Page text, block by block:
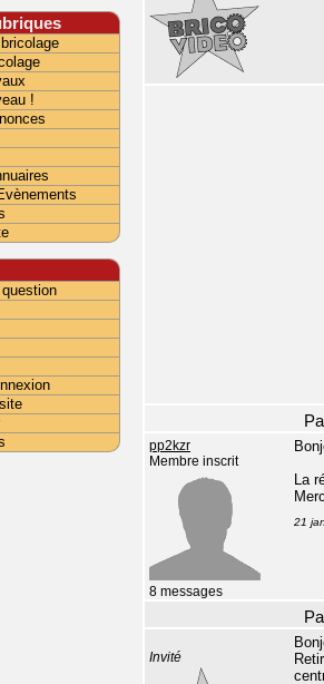
pp2kzr
Membre inscrit
8 messages
La
21
Invité
!